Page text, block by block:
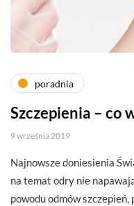
poradnia
Szczepienia – co
9 września 2019
Najnowsze doniesienia
na temat odry nie
powodu odmów